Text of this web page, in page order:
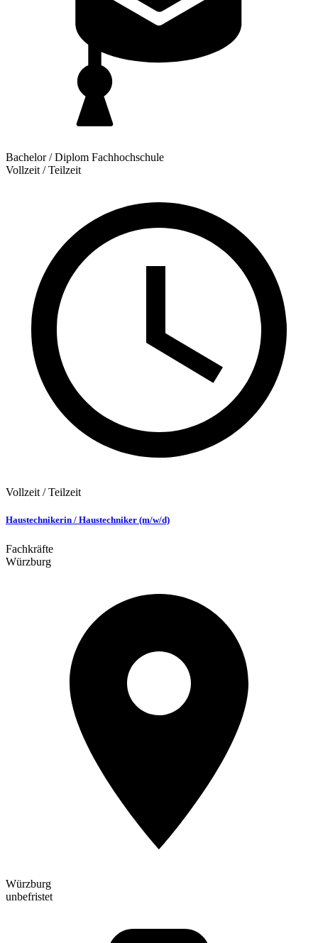
Bachelor / Diplom Fachhochschule
Vollzeit / Teilzeit
Vollzeit / Teilzeit
Haustechnikerin / Haustechniker (m/w/d)
Fachkräfte
Würzburg
Würzburg
unbefristet